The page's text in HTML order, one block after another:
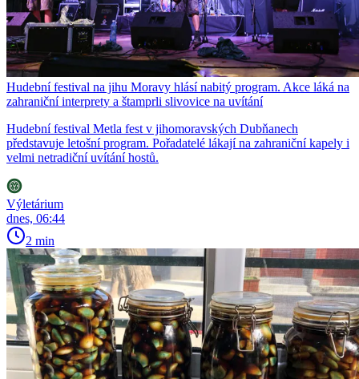
Hudební festival na jihu Moravy hlásí nabitý program. Akce láká na
zahraniční interprety a štamprli slivovice na uvítání
Hudební festival Metla fest v jihomoravských Dubňanech
představuje letošní program. Pořadatelé lákají na zahraniční kapely i
velmi netradiční uvítání hostů.
Výletárium
dnes, 06:44
2 min